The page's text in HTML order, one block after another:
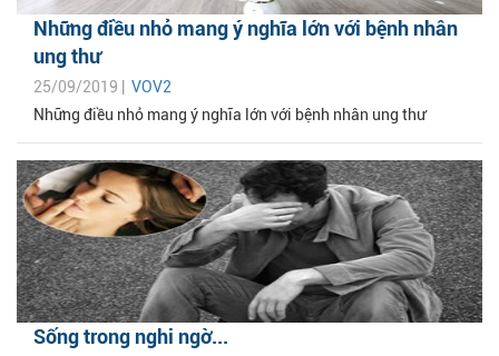
Những điều nhỏ mang ý nghĩa lớn với bệnh nhân
ung thư
25/09/2019 | VOV2
Những điều nhỏ mang ý nghĩa lớn với bệnh nhân ung thư
Sống trong nghi ngờ...